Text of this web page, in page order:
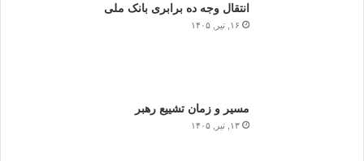
انتقال وجه ده برابری بانک ملی
۱۶, تیر, ۱۴۰۵
مسیر و زمان تشییع رهبر
۱۳, تیر, ۱۴۰۵